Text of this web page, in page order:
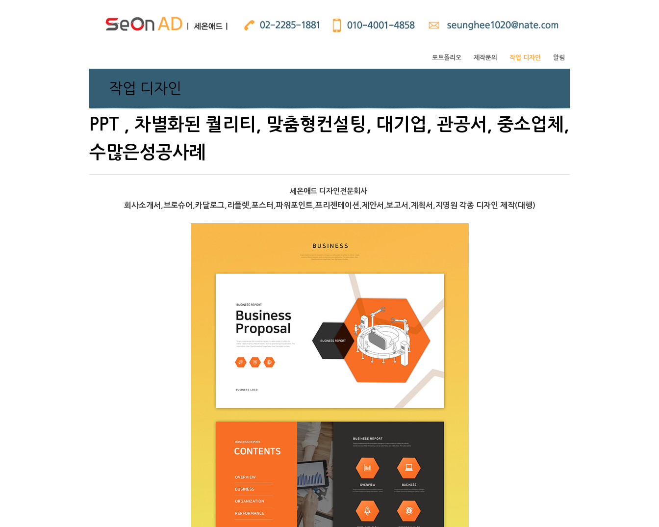
알림
작업 디자인
제작문의
포트폴리오
작업 디자인
PPT , 차별화된 퀄리티, 맞춤형컨설팅, 대기업, 관공서, 중소업체,
수많은성공사례
세온애드 디자인전문회사
회사소개서,브로슈어,카달로그,리플렛,포스터,파워포인트,프리젠테이션,제안서,보고서,계획서,지명원 각종 디자인 제작(대행)